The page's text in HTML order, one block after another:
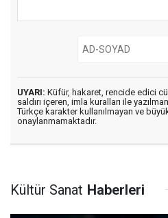
UYARI: Küfür, hakaret, rencide edici
saldırı içeren, imla kuralları ile
Türkçe karakter kullanılmayan ve
onaylanmamaktadır.
Kültür Sanat Haberleri